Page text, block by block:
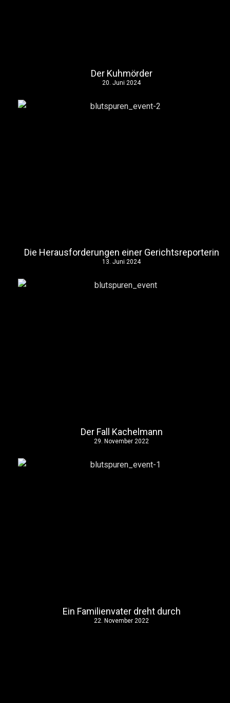
Der Kuhmörder
20. Juni 2024
Die Herausforderungen einer Gerichtsreporterin
13. Juni 2024
Der Fall Kachelmann
29. November 2022
Ein Familienvater dreht durch
22. November 2022